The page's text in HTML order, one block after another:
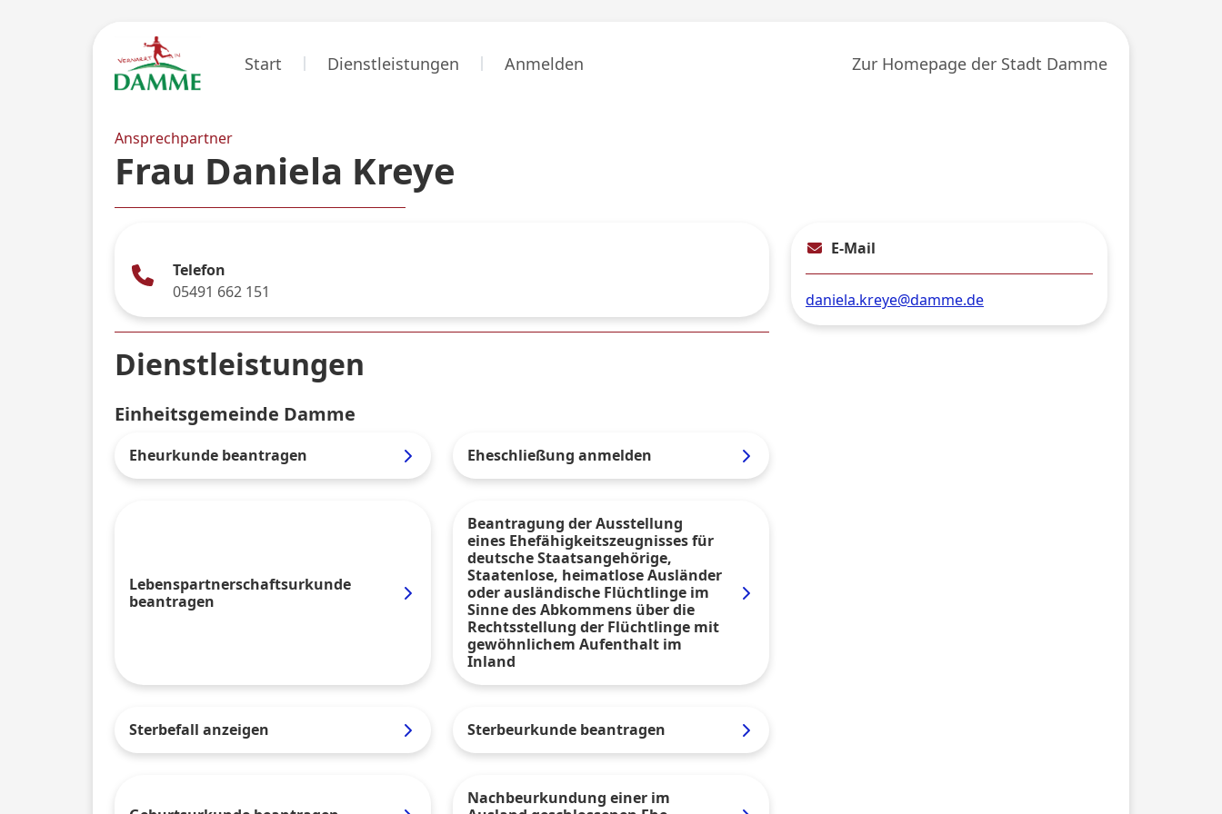
Start Dienstleistungen Anmelden Zur Homepage der Stadt Damme
Ansprechpartner
Frau Daniela Kreye
Telefon
05491 662 151
Dienstleistungen
Einheitsgemeinde Damme
Eheurkunde beantragen Eheschließung anmelden
Lebenspartnerschaftsurkunde
beantragen
Beantragung der Ausstellung
eines Ehefähigkeitszeugnisses für
deutsche Staatsangehörige,
Staatenlose, heimatlose Ausländer
oder ausländische Flüchtlinge im
Sinne des Abkommens über die
Rechtsstellung der Flüchtlinge mit
gewöhnlichem Aufenthalt im
Inland
Sterbefall anzeigen Sterbeurkunde beantragen
Nachbeurkundung einer im
E-Mail
daniela.kreye@damme.de